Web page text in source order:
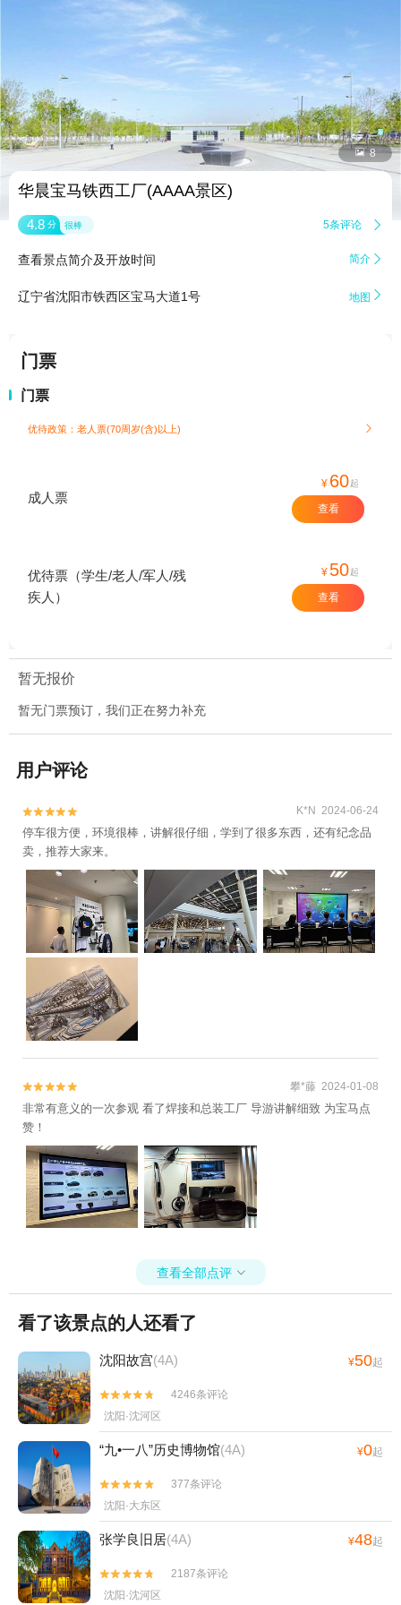
 8
华晨宝马铁西工厂(AAAA景区)
4.8 分 很棒 5条评论 
查看景点简介及开放时间 简介 
辽宁省沈阳市铁西区宝马大道1号 地图 
门票
门票
优待政策：老人票(70周岁(含)以上) 
成人票
¥ 60起
查看
优待票（学生/老人/军人/残
疾人）
¥ 50起
查看
暂无报价
暂无门票预订，我们正在努力补充
用户评论

 K*N 2024-06-24
停车很方便，环境很棒，讲解很仔细，学到了很多东西，还有纪念品
卖，推荐大家来。

 攀*藤 2024-01-08
非常有意义的一次参观 看了焊接和总装工厂 导游讲解细致 为宝马点
赞！
查看全部点评 
看了该景点的人还看了
沈阳故宫(4A) ¥50起


4246条评论
沈阳·沈河区
“九•一八”历史博物馆(4A) ¥0起


377条评论
沈阳·大东区
张学良旧居(4A) ¥48起


2187条评论
沈阳·沈河区